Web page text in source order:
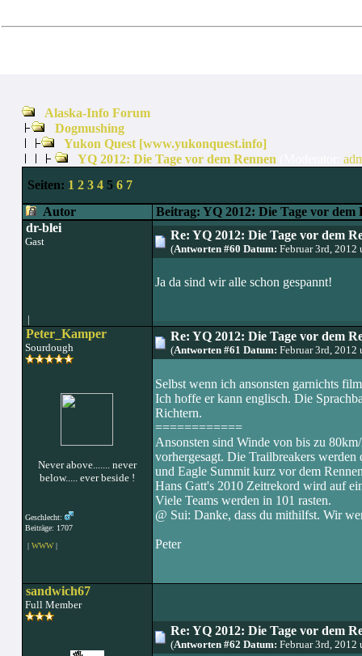
Alaska-Info Forum
Dogmushing
Yukon Quest [www.yukonquest.info]
YQ 2012: Die Tage vor dem Rennen
Seiten: 1 2 3 45 6 7
Autor
Beitrag: YQ 2012: Die Tage vor dem
dr-blei
Gast
|
Re: YQ 2012: Die Tage vor dem
(Antworten #60 Datum: Februar 3rd, 2012
Ja da sind wir alle schon gespannt!
Peter_Kamper
Sourdough
Never above....... never
below..... ever beside !
Geschlecht:
Beiträge: 1707
| WWW|
Re: YQ 2012: Die Tage vor dem
(Antworten #61 Datum: Februar 3rd, 2012
Selbst wenn ich ansonsten garnichts
Ich hoffe er kann englisch. Die
Richtern.
============
Ansonsten sind Winde von bis zu
vorhergesagt. Die Trailbreakers
und Eagle Summit kurz vor dem
Hans Gatt's 2010 Zeitrekord wird auf
Viele Teams werden in 101 rasten.
@ Sui: Danke, dass du mithilfst. Wir
Peter
sandwich67
Full Member
Re: YQ 2012: Die Tage vor dem
(Antworten #62 Datum: Februar 3rd, 2012